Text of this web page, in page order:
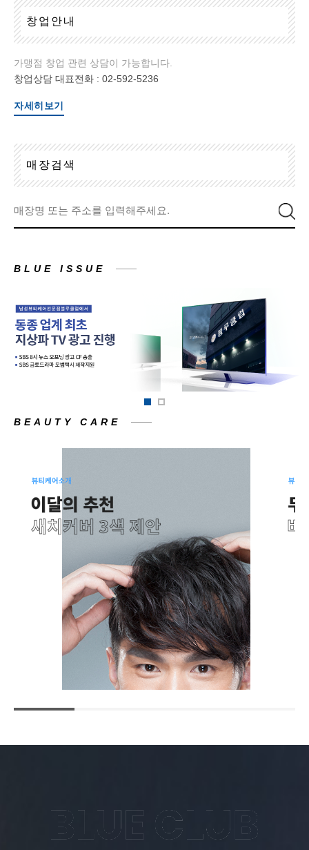
창업 안내
가맹점 창업 관련 상담이 가능합니다.
창업상담 대표전화 : 02-592-5236
자세히보기
매 장검 색
BLUE ISSUE
BEAUTY CARE